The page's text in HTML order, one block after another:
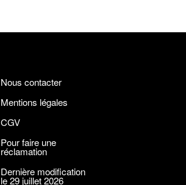
Nous contacter
Mentions légales
CGV
Pour faire une
réclamation
Dernière modification
le 29 juillet 2026